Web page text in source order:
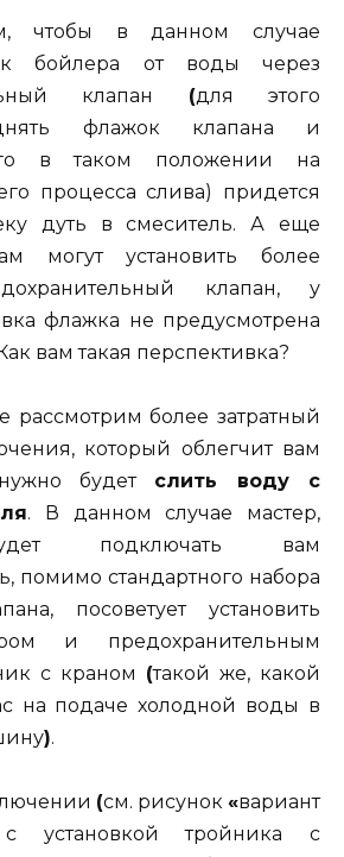
чтобы в данном случае
бойлера от воды через
клапан (для этого
флажок клапана и
в таком положении на
процесса слива) придется
дуть в смеситель. А еще
могут установить более
клапан, у
флажка не предусмотрена
вам такая перспективка?
рассмотрим более затратный
который облегчит вам
будет слить воду с
. В данном случае мастер,
подключать вам
помимо стандартного набора
посоветует установить
и предохранительным
с краном (такой же, какой
на подаче холодной воды в
).
(см. рисунок «вариант
установкой тройника с